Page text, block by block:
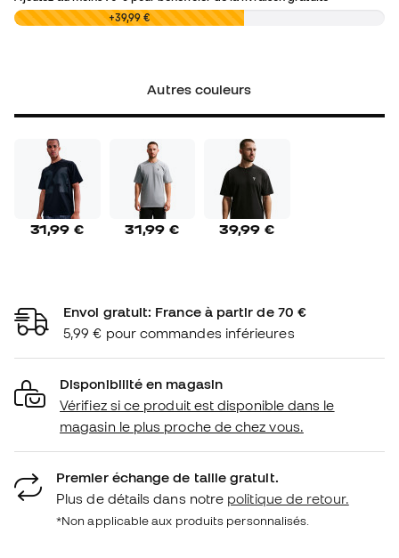
0,00 € +39,99 €
Autres couleurs
31,99 € 31,99 € 39,99 €
Envoi gratuit: France à partir de 70 €
5,99 € pour commandes inférieures
Disponibilité en magasin
Vérifiez si ce produit est disponible dans le
magasin le plus proche de chez vous.
Premier échange de taille gratuit.
Plus de détails dans notre politique de retour.
*Non applicable aux produits personnalisés.